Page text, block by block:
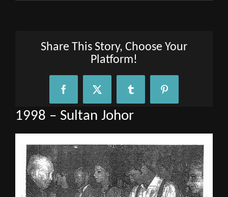
Share This Story, Choose Your
Platform!
FacebookX Tumblr Pinterest
1998 – Sultan Johor